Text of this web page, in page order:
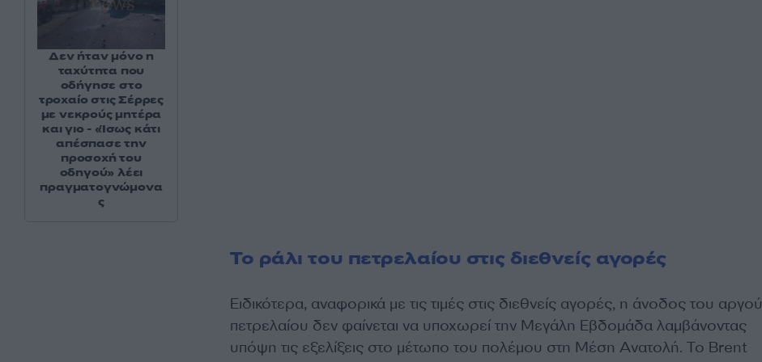
Το ράλι του πετρελαίου στις διεθνείς αγορές
Ειδικότερα, αναφορικά με τις τιμές στις διεθνείς αγορές, η άνοδος του αργού
πετρελαίου δεν φαίνεται να υποχωρεί την Μεγάλη Εβδομάδα λαμβάνοντας
υπόψη τις εξελίξεις στο μέτωπο του πολέμου στη Μέση Ανατολή. Το Brent
Δεν ήταν μόνο η
ταχύτητα που
οδήγησε στο
τροχαίο στις Σέρρες
με νεκρούς μητέρα
και γιο - «Ίσως κάτι
απέσπασε την
προσοχή του
οδηγού» λέει
πραγματογνώμονα
ς